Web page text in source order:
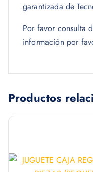
garantizada de
Por favor consulta
información por
Productos